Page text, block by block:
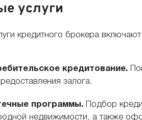
услуги
кредитного брокера
кредитование.
залога.
программы. Подбор
недвижимости, а также